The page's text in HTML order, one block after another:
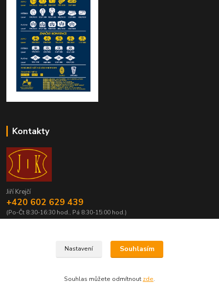
Kontakty
Jiří Krejčí
+420 602 629 439
(Po-Čt 8:30-16:30 hod., Pá 8:30-15:00 hod.)
Nastavení Souhlasím
Souhlas můžete odmítnout zde.